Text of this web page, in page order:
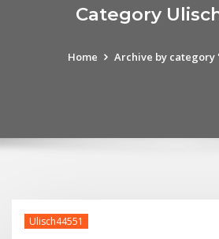
Category
Home Archive by category
Ulisch44551